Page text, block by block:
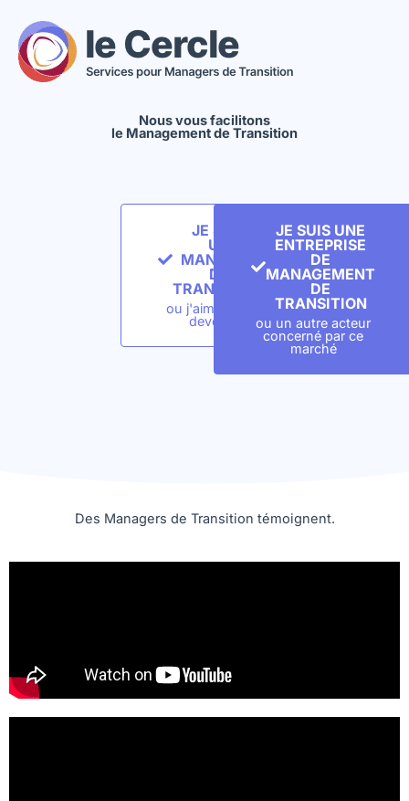
contenu
Nous vous facilitons
le Management de Transition
JE SUIS
UN
MANAGER
DE
TRANSITION
ou j'aimerais le
devenir
JE SUIS UNE
ENTREPRISE
DE
MANAGEMENT
DE
TRANSITION
ou un autre acteur
concerné par ce
marché
Des Managers de Transition témoignent.